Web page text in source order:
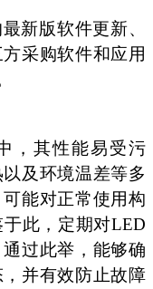
新版软件更新、
采购软件和应用
，其性能易受污
及环境温差等多
能对正常使用构
此，定期对LED
过此举，能够确
并有效防止故障